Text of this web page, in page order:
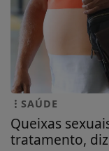
SAÚDE
Queixas
tratamento,